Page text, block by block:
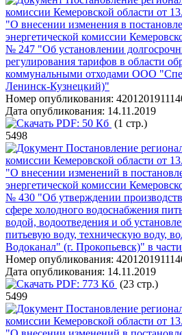
комиссии Кемеровской области от
"О внесении изменения в
энергетической комиссии
№ 247 "Об установлении
регулирования тарифов в области
коммунальными отходами ООО
Ленинск-Кузнецкий)"
Номер опубликования:
Дата опубликования: 14.11.2019
PDF: 50 Кб (1 стр.)
5498
Постановление
комиссии Кемеровской области от
"О внесении изменений в
энергетической комиссии
№ 430 "Об утверждении
сфере холодного водоснабжения
водой, водоотведения и об
питьевую воду, техническую воду,
Водоканал" (г. Прокопьевск)" в
Номер опубликования:
Дата опубликования: 14.11.2019
PDF: 773 Кб (23 стр.)
5499
Постановление
комиссии Кемеровской области от